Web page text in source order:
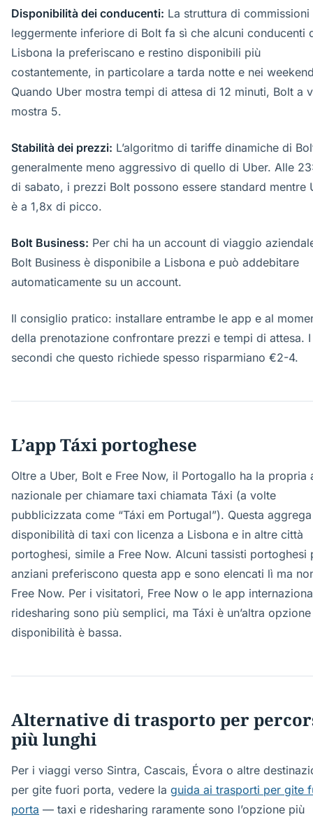
Disponibilità dei conducenti: La struttura di commissioni
leggermente inferiore di Bolt fa sì che alcuni conducenti
Lisbona la preferiscano e restino disponibili più
costantemente, in particolare a tarda notte e nei
Quando Uber mostra tempi di attesa di 12 minuti, Bolt a
mostra 5.
Stabilità dei prezzi: L’algoritmo di tariffe dinamiche di
generalmente meno aggressivo di quello di Uber. Alle
di sabato, i prezzi Bolt possono essere standard mentre
è a 1,8x di picco.
Bolt Business: Per chi ha un account di viaggio
Bolt Business è disponibile a Lisbona e può addebitare
automaticamente su un account.
Il consiglio pratico: installare entrambe le app e al
della prenotazione confrontare prezzi e tempi di attesa.
secondi che questo richiede spesso risparmiano €2-4.
L’app Táxi portoghese
Oltre a Uber, Bolt e Free Now, il Portogallo ha la propria
nazionale per chiamare taxi chiamata Táxi (a volte
pubblicizzata come “Táxi em Portugal”). Questa
disponibilità di taxi con licenza a Lisbona e in altre città
portoghesi, simile a Free Now. Alcuni tassisti portoghesi
anziani preferiscono questa app e sono elencati lì ma
Free Now. Per i visitatori, Free Now o le app
ridesharing sono più semplici, ma Táxi è un’altra
disponibilità è bassa.
Alternative di trasporto per
più lunghi
Per i viaggi verso Sintra, Cascais, Évora o altre
per gite fuori porta, vedere la guida ai trasporti per gite
porta — taxi e ridesharing raramente sono l’opzione più